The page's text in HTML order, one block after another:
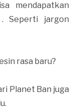
mendapatkan
Seperti jargon
rasa baru?
Planet Ban juga